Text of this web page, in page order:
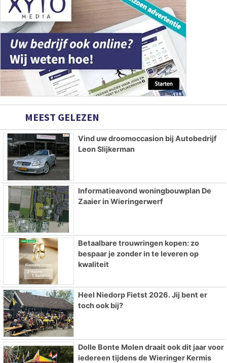
MEEST GELEZEN
Vind uw droomoccasion bij Autobedrijf
Leon Slijkerman
Informatieavond woningbouwplan De
Zaaier in Wieringerwerf
Betaalbare trouwringen kopen: zo
bespaar je zonder in te leveren op
kwaliteit
Heel Niedorp Fietst 2026. Jij bent er
toch ook bij?
Dolle Bonte Molen draait ook dit jaar voor
iedereen tijdens de Wieringer Kermis